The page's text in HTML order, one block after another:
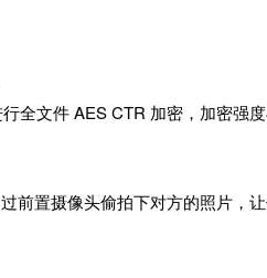
全文件 AES CTR 加密，加密强
前置摄像头偷拍下对方的照片，